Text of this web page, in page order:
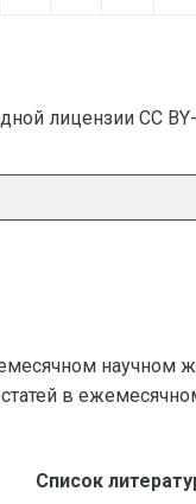
лицензии CC BY-
научном
в
Список